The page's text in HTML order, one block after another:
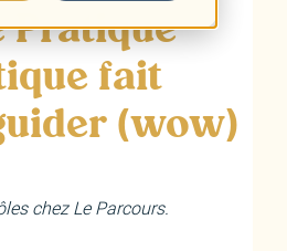
Pratique
fait
(wow)
chez Le Parcours.